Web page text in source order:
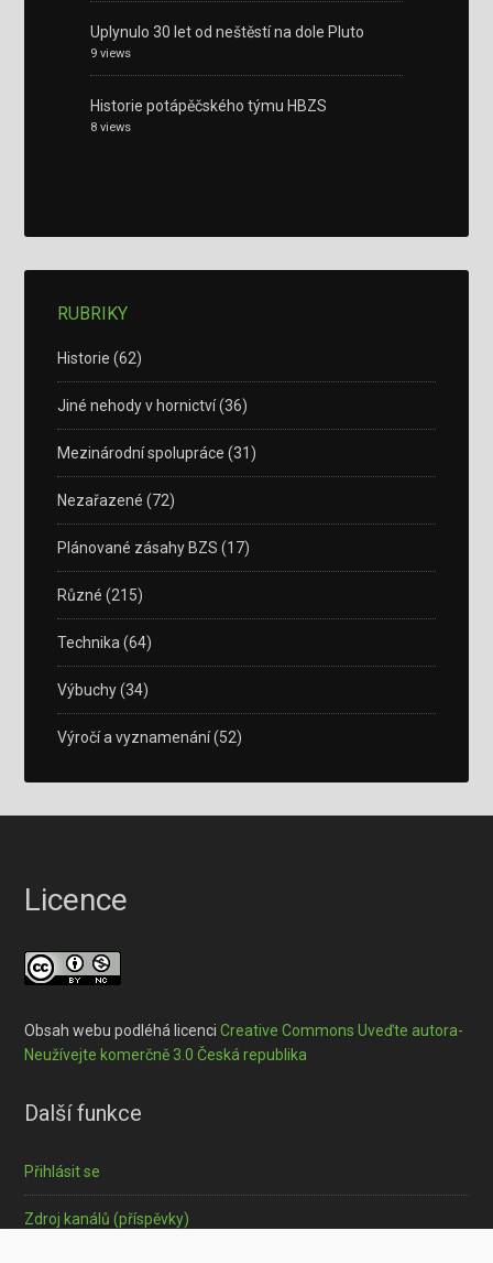
Uplynulo 30 let od neštěstí na dole Pluto
9 views
Historie potápěčského týmu HBZS
8 views
RUBRIKY
Historie (62)
Jiné nehody v hornictví(36)
Mezinárodní spolupráce (31)
Nezařazené (72)
Plánované zásahy BZS (17)
Různé (215)
Technika (64)
Výbuchy(34)
Výročí a vyznamenání(52)
Licence
Obsah webu podléhá licenciCreative Commons Uveďte autora-
Neužívejte komerčně 3.0 Česká republika
Další funkce
Přihlásit se
Zdroj kanálů (příspěvky)